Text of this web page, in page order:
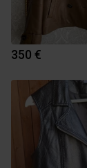
350 €